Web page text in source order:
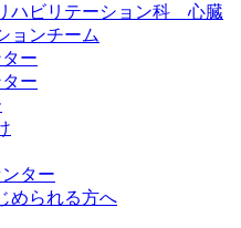
ハビリテーション科 心臓
ョンチーム
ー
ー
ター
められる方へ